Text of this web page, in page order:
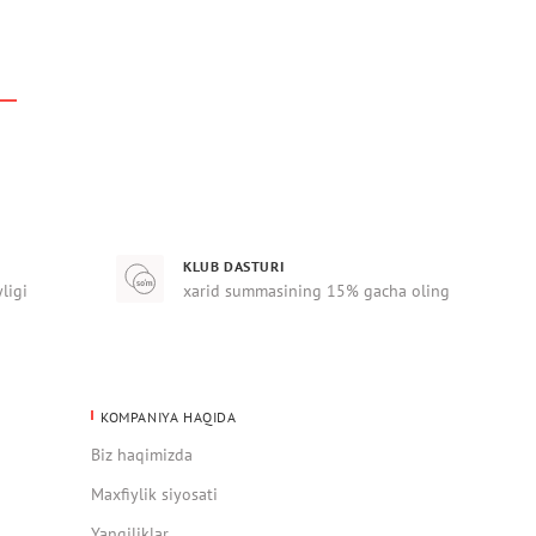
KLUB DASTURI
xarid summasining 15% gacha oling
KOMPANIYA HAQIDA
Biz haqimizda
Maxfiylik siyosati